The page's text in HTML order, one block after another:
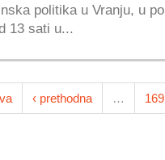
politika u Vranju, u
13 sati u...
‹ prethodna … 169